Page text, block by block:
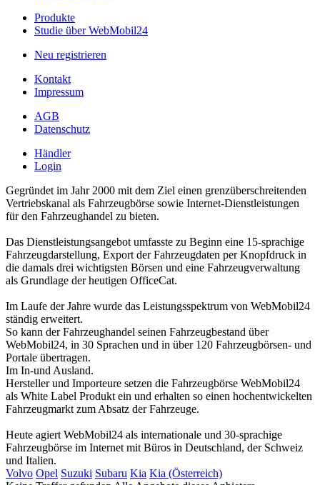
Produkte
Studie über WebMobil24
Neu registrieren
Kontakt
Impressum
AGB
Datenschutz
Händler
Login
Gegründet im Jahr 2000 mit dem Ziel einen grenzüberschreitenden
Vertriebskanal als Fahrzeugbörse sowie Internet-Dienstleistungen
für den Fahrzeughandel zu bieten.
Das Dienstleistungsangebot umfasste zu Beginn eine 15-sprachige
Fahrzeugdarstellung, Export der Fahrzeugdaten per Knopfdruck in
die damals drei wichtigsten Börsen und eine Fahrzeugverwaltung
als Grundlage der heutigen OfficeCat.
Im Laufe der Jahre wurde das Leistungsspektrum von WebMobil24
ständig erweitert.
So kann der Fahrzeughandel seinen Fahrzeugbestand über
WebMobil24, in 30 Sprachen und in über 120 Fahrzeugbörsen- und
Portale übertragen.
Im In-und Ausland.
Hersteller und Importeure setzen die Fahrzeugbörse WebMobil24
als White Label Produkt ein und erhalten so einen hochentwickelten
Fahrzeugmarkt zum Absatz der Fahrzeuge.
Heute agiert WebMobil24 als internationale und 30-sprachige
Fahrzeugbörse im Internet mit Büros in Deutschland, der Schweiz
und Italien.
Volvo Opel Suzuki Subaru Kia Kia (Österreich)